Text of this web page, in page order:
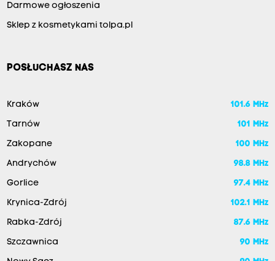
Darmowe ogłoszenia
Sklep z kosmetykami tolpa.pl
POSŁUCHASZ NAS
Kraków 101.6 MHz
Tarnów 101 MHz
Zakopane 100 MHz
Andrychów 98.8 MHz
Gorlice 97.4 MHz
Krynica-Zdrój 102.1 MHz
Rabka-Zdrój 87.6 MHz
Szczawnica 90 MHz